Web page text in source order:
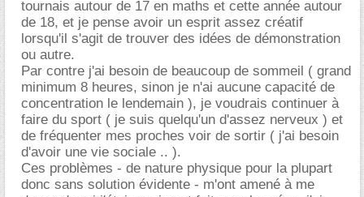
tournais autour de 17 en maths et cette année autour
de 18, et je pense avoir un esprit assez créatif
lorsqu'il s'agit de trouver des idées de démonstration
ou autre.
Par contre j'ai besoin de beaucoup de sommeil ( grand
minimum 8 heures, sinon je n'ai aucune capacité de
concentration le lendemain ), je voudrais continuer à
faire du sport ( je suis quelqu'un d'assez nerveux ) et
de fréquenter mes proches voir de sortir ( j'ai besoin
d'avoir une vie sociale .. ).
Ces problèmes - de nature physique pour la plupart
donc sans solution évidente - m'ont amené à me